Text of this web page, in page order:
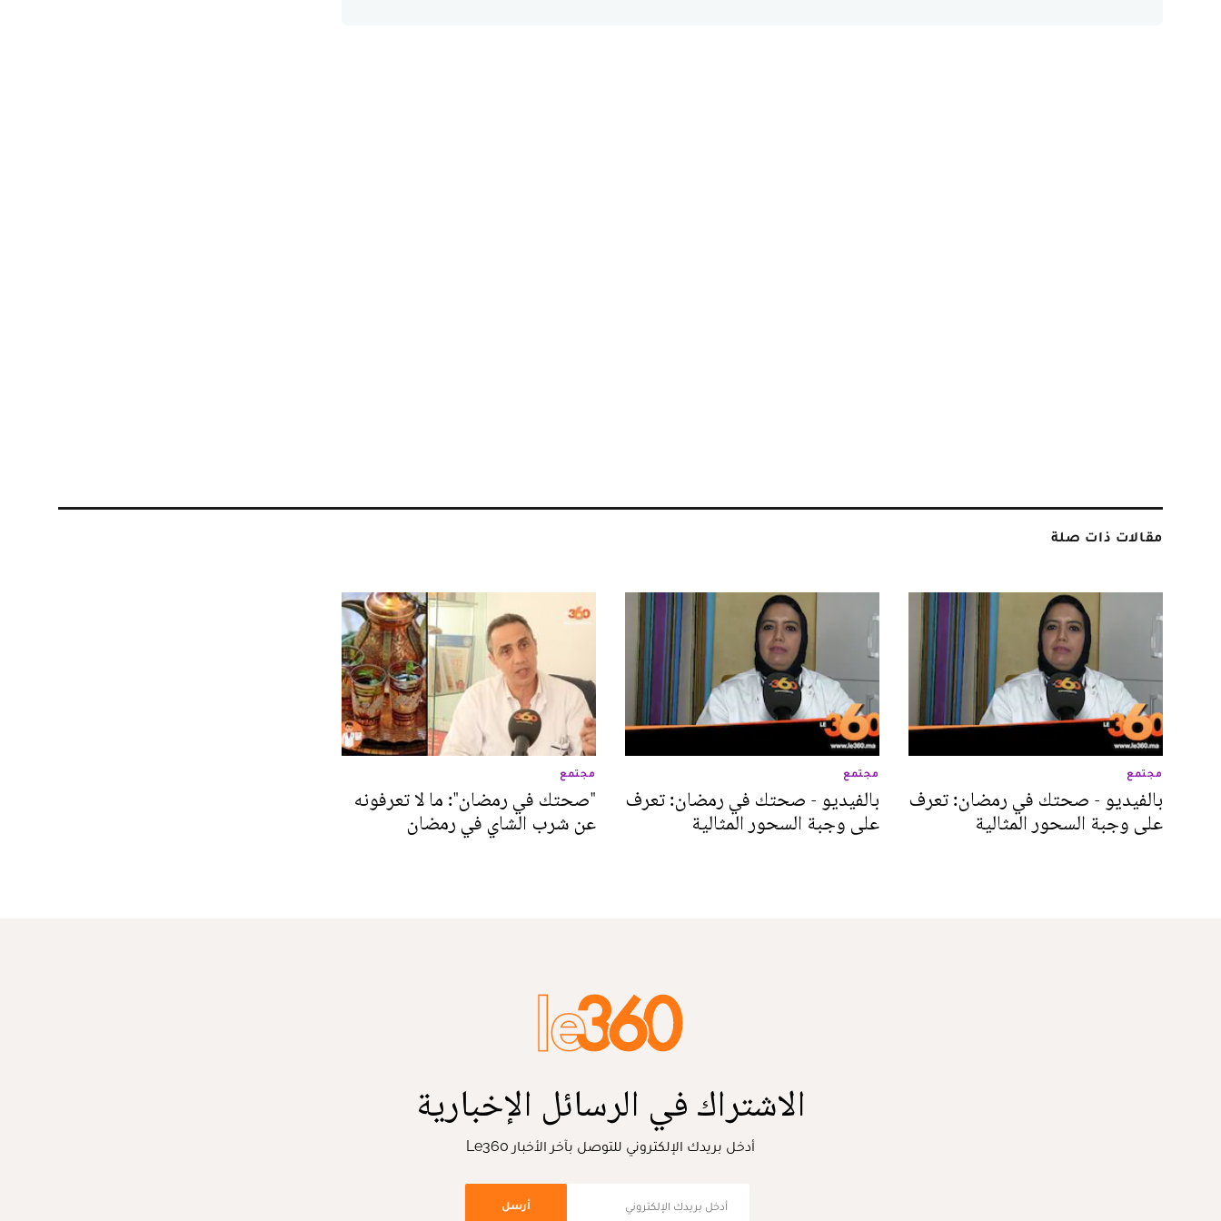
مقالات ذات صلة
مجتمع
بالفيديو - صحتك في رمضان: تعرف
على وجبة السحور المثالية
مجتمع
بالفيديو - صحتك في رمضان: تعرف
على وجبة السحور المثالية
مجتمع
"صحتك في رمضان": ما لا تعرفونه
عن شرب الشاي في رمضان
الاشتراك في الرسائل الإخبارية
أدخل بريدك الإلكتروني للتوصل بآخر الأخبار Le360
أرسل